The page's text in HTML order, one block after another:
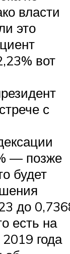
власти
это
вот
с
— позже
будет
до
есть на
года